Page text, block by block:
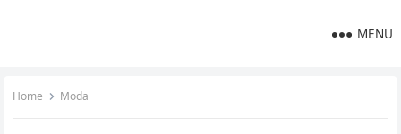
MENU
Home Moda